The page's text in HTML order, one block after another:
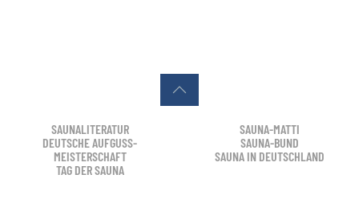
SAUNALITERATUR
DEUTSCHE AUFGUSS-
MEISTERSCHAFT
TAG DER SAUNA
SAUNA-MATTI
SAUNA-BUND
SAUNA IN DEUTSCHLAND